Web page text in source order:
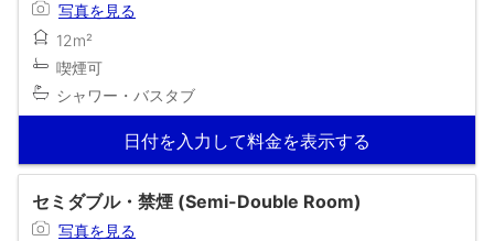
写真を見る
12m²
喫煙可
シャワー・バスタブ
日付を入力して料金を表示する
セミダブル・禁煙 (Semi-Double Room)
写真を見る